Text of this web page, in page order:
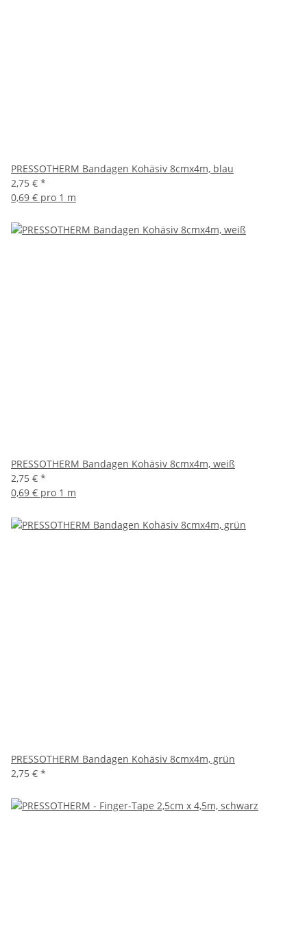
PRESSOTHERM Bandagen Kohäsiv 8cmx4m, blau
2,75 € *
0,69 € pro 1 m
PRESSOTHERM Bandagen Kohäsiv 8cmx4m, weiß
2,75 € *
0,69 € pro 1 m
PRESSOTHERM Bandagen Kohäsiv 8cmx4m, grün
2,75 € *